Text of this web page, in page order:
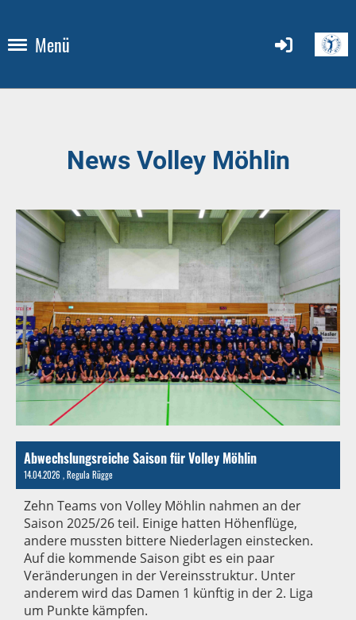
Menü
News Volley Möhlin
Abwechslungsreiche Saison für Volley Möhlin
14.04.2026 , Regula Rügge
Zehn Teams von Volley Möhlin nahmen an der
Saison 2025/26 teil. Einige hatten Höhenflüge,
andere mussten bittere Niederlagen einstecken.
Auf die kommende Saison gibt es ein paar
Veränderungen in der Vereinsstruktur. Unter
anderem wird das Damen 1 künftig in der 2. Liga
um Punkte kämpfen.